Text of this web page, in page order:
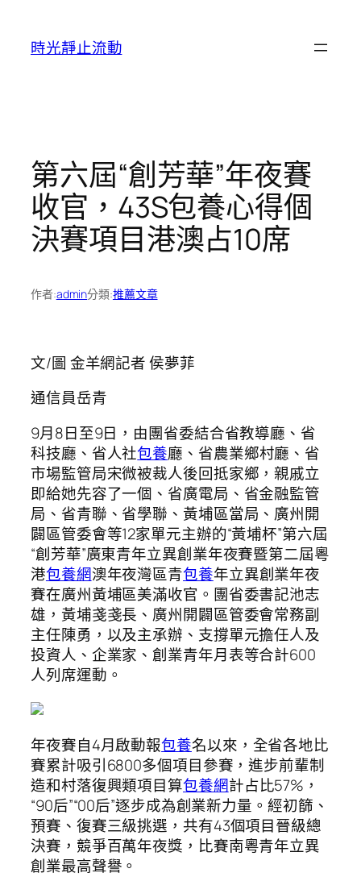
時光靜止流動
第六屆“創芳華”年夜賽
收官，43S包養心得個
決賽項目港澳占10席
作者:admin分類:推薦文章
文/圖 金羊網記者 侯夢菲
通信員岳青
9月8日至9日，由團省委結合省教導廳、省
科技廳、省人社包養廳、省農業鄉村廳、省
市場監管局宋微被裁人後回抵家鄉，親戚立
即給她先容了一個、省廣電局、省金融監管
局、省青聯、省學聯、黃埔區當局、廣州開
闢區管委會等12家單元主辦的“黃埔杯”第六屆
“創芳華”廣東青年立異創業年夜賽暨第二屆粵
港包養網澳年夜灣區青包養年立異創業年夜
賽在廣州黃埔區美滿收官。團省委書記池志
雄，黃埔戔戔長、廣州開闢區管委會常務副
主任陳勇，以及主承辦、支撐單元擔任人及
投資人、企業家、創業青年月表等合計600
人列席運動。
年夜賽自4月啟動報包養名以來，全省各地比
賽累計吸引6800多個項目參賽，進步前輩制
造和村落復興類項目算包養網計占比57%，
“90后”“00后”逐步成為創業新力量。經初篩、
預賽、復賽三級挑選，共有43個項目晉級總
決賽，競爭百萬年夜獎，比賽南粵青年立異
創業最高聲譽。